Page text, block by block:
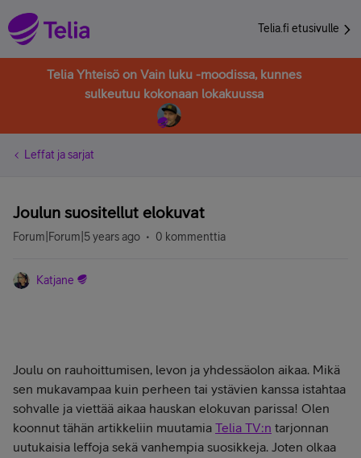
Telia.fi etusivulle
Telia Yhteisö on Vain luku -moodissa, kunnes
sulkeutuu kokonaan lokakuussa
Leffat ja sarjat
Joulun suositellut elokuvat
Forum|Forum|5 years ago 0 kommenttia
Katjane
Joulu on rauhoittumisen, levon ja yhdessäolon aikaa. Mikä
sen mukavampaa kuin perheen tai ystävien kanssa istahtaa
sohvalle ja viettää aikaa hauskan elokuvan parissa! Olen
koonnut tähän artikkeliin muutamia Telia TV:n tarjonnan
uutukaisia leffoja sekä vanhempia suosikkeja. Joten olkaa